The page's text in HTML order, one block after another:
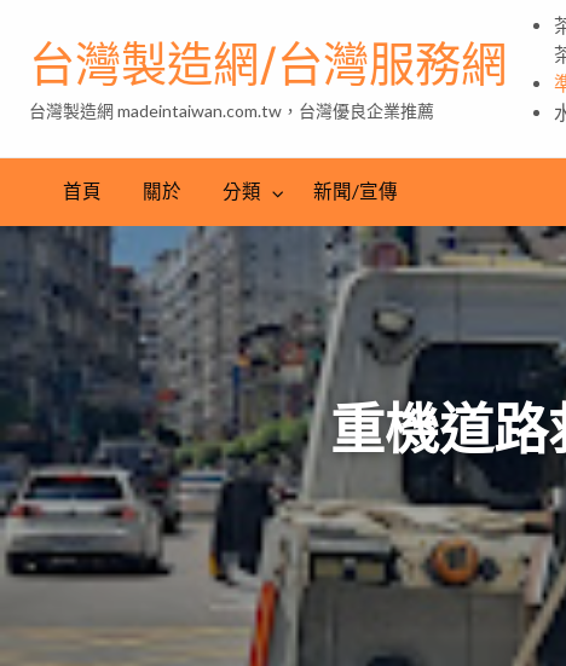
台灣製造網/台灣服務網
台灣製造網 madeintaiwan.com.tw，台灣優良企業推薦
首頁 關於 分類 新聞/宣傳
重機道